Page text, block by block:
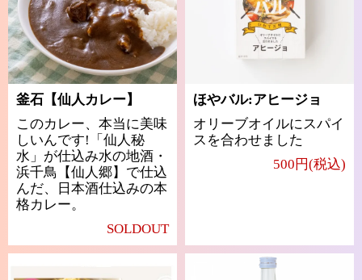
釜石【仙人カレー】
このカレー、本当に美味
しいんです!「仙人秘
水」が仕込み水の地酒・
浜千鳥【仙人郷】で仕込
んだ、日本酒仕込みの本
格カレー。
SOLDOUT
ほやバル:アヒージョ
オリーブオイルにスパイ
スを合わせました
500円(税込)